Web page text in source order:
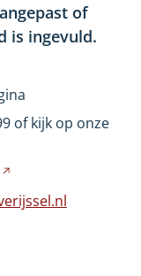
of
is ingevuld.
of kijk op onze
naar
een